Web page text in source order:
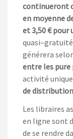
continueront
en moyenne
et 3,50 € pour
quasi–gratuité
générera
entre les pure
activité
de distribution
Les libraires
en ligne sont
de se rendre